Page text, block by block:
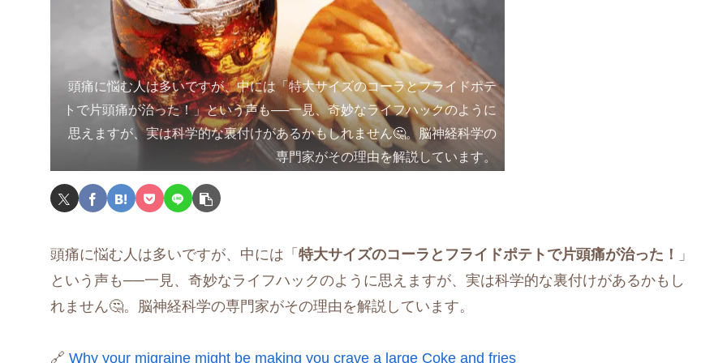
頭痛に悩む人は多いですが、中には「特大サイズのコーラとフライドポテ
トで片頭痛が治った！」という声も──一見、奇妙なライフハックのように
思えますが、実は科学的な裏付けがあるかもしれません🤔。脳神経科学の
専門家がその理由を解説しています。
頭痛に悩む人は多いですが、中には「 特大サイズのコーラとフライドポテトで片頭痛が治った！
」
という声も──一見、奇妙なライフハックのように思えますが、実は科学的な裏付けがあるかもし
れません🤔。脳神経科学の専門家がその理由を解説しています。
🔗 Why your migraine might be making you crave a large Coke and fries